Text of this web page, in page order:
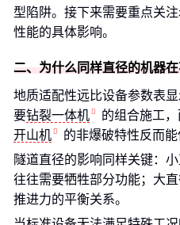
型陷阱。接下来需要重点关
性能的具体影响。
二、为什么同样直径的机器在
地质适配性远比设备参数表
要钻裂一体机 的组合施工，
开山机
的非爆破特性反而能
隧道直径的影响同样关键：
往往需要牺牲部分功能；大
推进力的平衡关系。